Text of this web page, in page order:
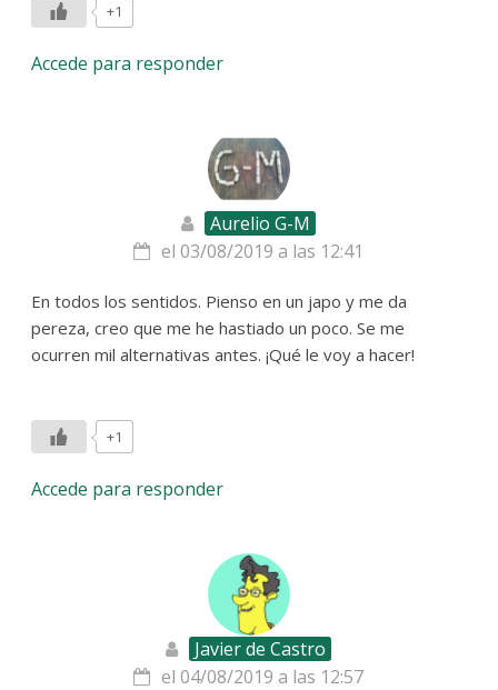
+1
Accede para responder
Aurelio G-M
el 03/08/2019 a las 12:41
En todos los sentidos. Pienso en un japo y me da
pereza, creo que me he hastiado un poco. Se me
ocurren mil alternativas antes. ¡Qué le voy a hacer!
+1
Accede para responder
Javier de Castro
el 04/08/2019 a las 12:57